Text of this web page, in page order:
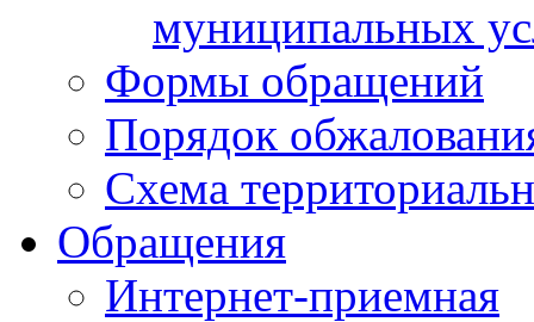
муниципальных
Формы обращений
Порядок
Схема
Обращения
Интернет-приемная